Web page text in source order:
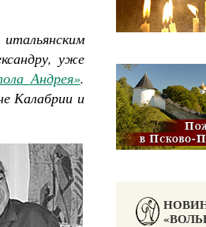
уже
Андрея».
Калабрии и